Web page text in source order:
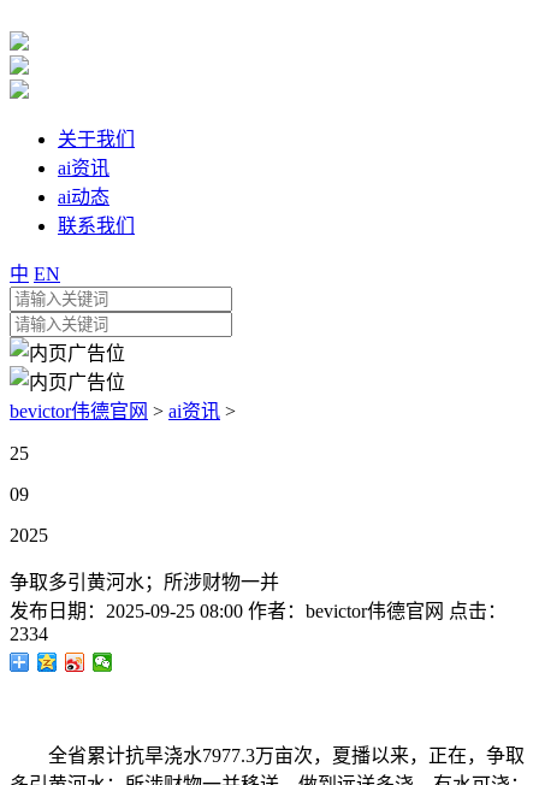
关于我们
ai资讯
ai动态
联系我们
中 EN
bevictor伟德官网 > ai资讯 >
25
09
2025
争取多引黄河水；所涉财物一并
发布日期： 2025-09-25 08:00 作者： bevictor伟德官网 点击：
2334
全省累计抗旱浇水7977.3万亩次，夏播以来，正在，争取